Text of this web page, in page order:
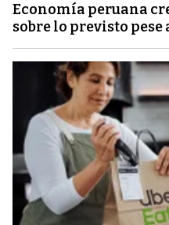
Economía peruana
sobre lo previsto pese